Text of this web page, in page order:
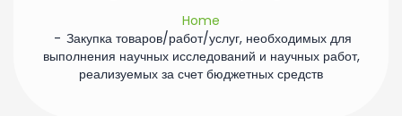
Home
Закупка товаров/работ/услуг, необходимых для
выполнения научных исследований и научных работ,
реализуемых за счет бюджетных средств